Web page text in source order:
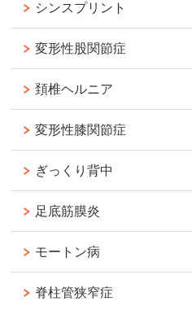
シンスプリント
変形性股関節症
頚椎ヘルニア
変形性膝関節症
ぎっくり背中
足底筋膜炎
モートン病
脊柱管狭窄症